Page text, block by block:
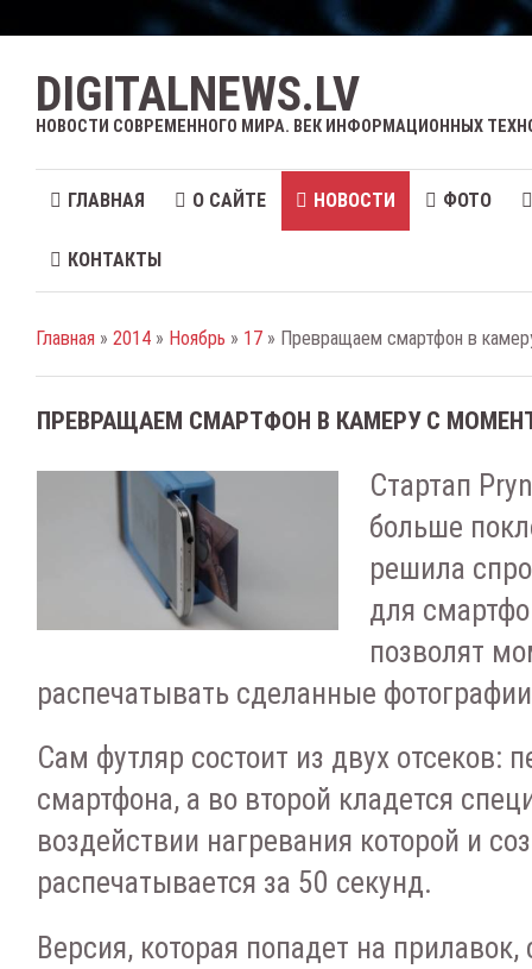
DIGITALNEWS.LV
НОВОСТИ СОВРЕМЕННОГО МИРА. ВЕК ИНФОРМАЦИОННЫХ
ГЛАВНАЯ О САЙТЕ НОВОСТИ ФОТО
КОНТАКТЫ
Главная » 2014 » Ноябрь » 17 » Превращаем смартфон в
ПРЕВРАЩАЕМ СМАРТФОН В КАМЕРУ С
Стартап
больше
решила
для
позволят
распечатывать сделанные
Сам футляр состоит из двух отсеков:
смартфона, а во второй кладется
воздействии нагревания которой и
распечатывается за 50 секунд.
Версия, которая попадет на